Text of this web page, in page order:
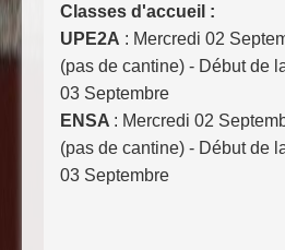
Classes d'accueil :
UPE2A : Mercredi 02
(pas de cantine) - Début de
03 Septembre
ENSA : Mercredi 02
(pas de cantine) - Début de
03 Septembre